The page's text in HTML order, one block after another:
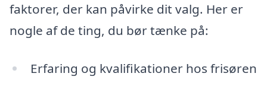
faktorer, der kan påvirke dit valg. Her er
nogle af de ting, du bør tænke på:
Erfaring og kvalifikationer hos frisøren